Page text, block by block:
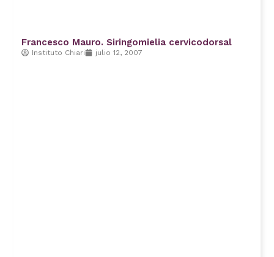
Francesco Mauro. Siringomielia cervicodorsal
Instituto Chiari julio 12, 2007